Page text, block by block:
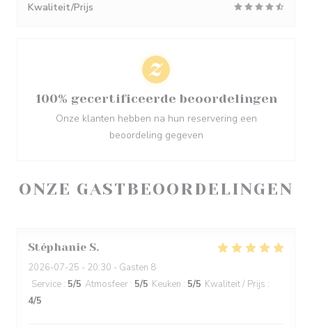
ONZE GASTBEOORDELINGEN
Stéphanie S
2026-07-25 - 20:30 - Gasten 8
Service : 5/5 Atmosfeer : 5/5 Keuken : 5/5 Kwaliteit / Prijs :
4/5
Kwaliteit/Prijs
100% gecertificeerde beoordelingen
Onze klanten hebben na hun reservering een
beoordeling gegeven